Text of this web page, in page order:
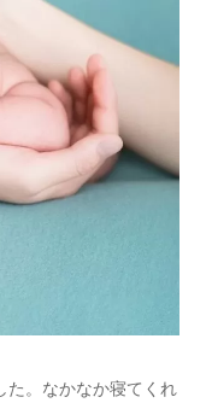
た。なかなか寝てくれ